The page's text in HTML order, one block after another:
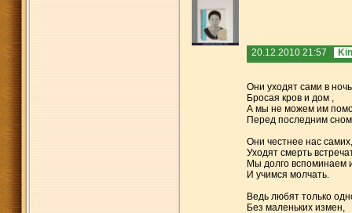
20.12.2010 21:57
Они уходят сами в
Бросая кров и дом ,
А мы не можем им
Перед последним
Они честнее нас самих,
Уходят смерть
Мы долго вспоминаем
И учимся молчать.
Ведь любят только
Без маленьких измен,